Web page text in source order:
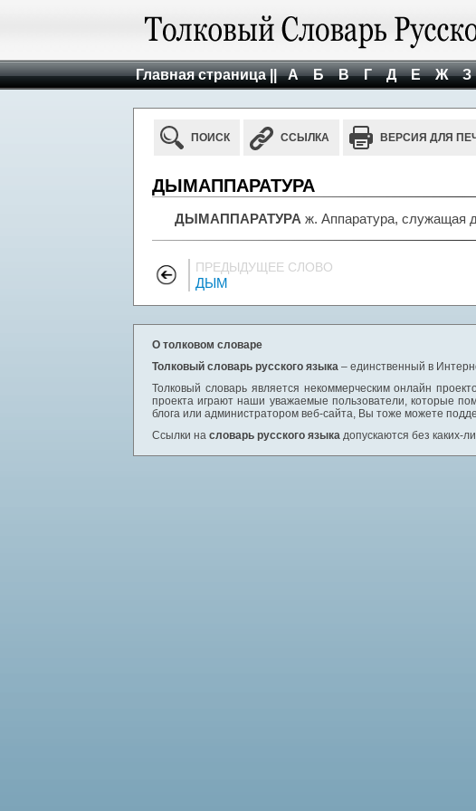
Главная страница || А Б В Г Д Е Ж З
ПОИСК ССЫЛКА ВЕРСИЯ ДЛЯ
ДЫМАППАРАТУРА
ДЫМАППАРАТУРА ж. Аппаратура, служащая
ПРЕДЫДУЩЕЕ СЛОВО
ДЫМ
О толковом словаре
Толковый словарь русского языка – единственный в
Толковый словарь является некоммерческим онлайн
проекта играют наши уважаемые пользователи, которые
блога или администратором веб-сайта, Вы тоже можете
Ссылки на словарь русского языка допускаются без каких-